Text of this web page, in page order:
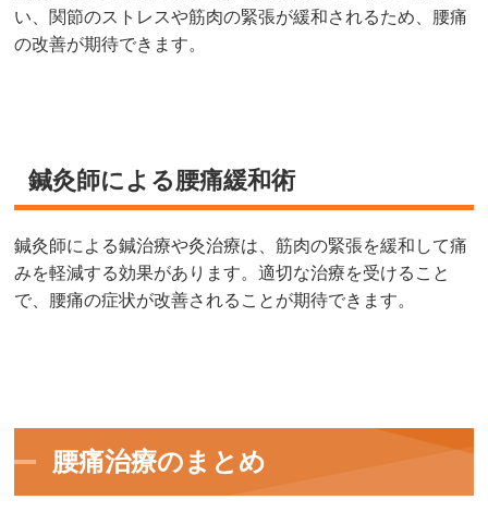
い、関節のストレスや筋肉の緊張が緩和されるため、腰痛
の改善が期待できます。
鍼灸師による腰痛緩和術
鍼灸師による鍼治療や灸治療は、筋肉の緊張を緩和して痛
みを軽減する効果があります。適切な治療を受けること
で、腰痛の症状が改善されることが期待できます。
腰痛治療のまとめ